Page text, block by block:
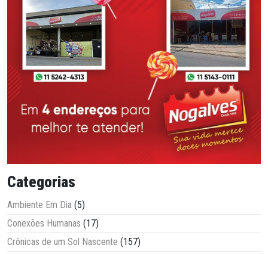
Categorias
Ambiente Em Dia (5)
Conexões Humanas (17)
Crônicas de um Sol Nascente (157)